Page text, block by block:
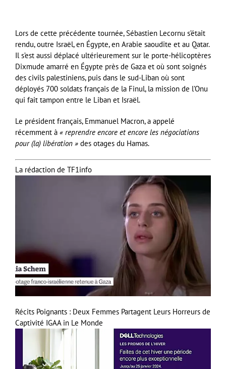
Lors de cette précédente tournée, Sébastien Lecornu s’était
rendu, outre Israël, en Égypte, en Arabie saoudite et au Qatar.
Il s’est aussi déplacé ultérieurement sur le porte-hélicoptères
Dixmude amarré en Égypte près de Gaza et où sont soignés
des civils palestiniens, puis dans le sud-Liban où sont
déployés 700 soldats français de la Finul, la mission de l’Onu
qui fait tampon entre le Liban et Israël.
Le président français, Emmanuel Macron, a appelé
récemment à « reprendre encore et encore les négociations
pour (la) libération » des otages du Hamas.
La rédaction de TF1info
Récits Poignants : Deux Femmes Partagent Leurs Horreurs de
Captivité IGAA in Le Monde